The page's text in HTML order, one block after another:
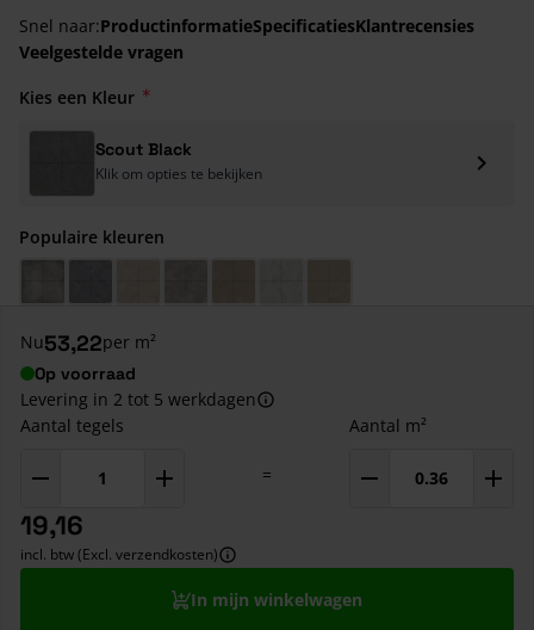
Snel naar:ProductinformatieSpecificatiesKlantrecensies
Veelgestelde vragen
Kies een Kleur
Scout Black
Klik om opties te bekijken
Populaire kleuren
Nu53,22per m²
Op voorraad
Levering in 2 tot 5 werkdagen
Aantal tegels
=
Aantal m²
19,16
incl. btw (Excl. verzendkosten)
In mijn winkelwagen